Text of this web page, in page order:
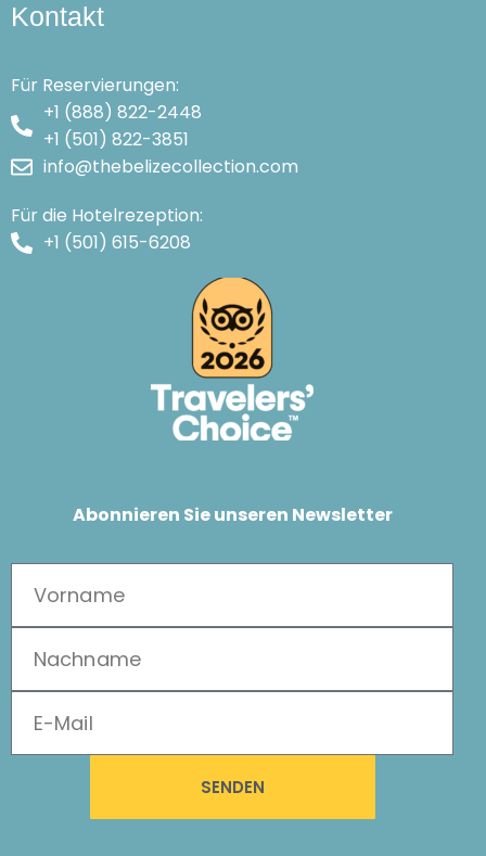
Kontakt
Für Reservierungen:
+1 (888) 822-2448
+1 (501) 822-3851
info@thebelizecollection.com
Für die Hotelrezeption:
+1 (501) 615-6208
Abonnieren Sie unseren Newsletter
SENDEN